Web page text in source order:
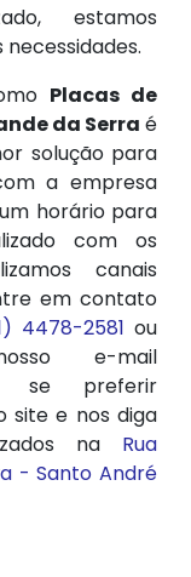
estamos
Placas de
da Serra é
solução para
a empresa
horário para
com os
canais
em contato
4478-2581 ou
e-mail
preferir
site e nos diga
na Rua
- Santo André